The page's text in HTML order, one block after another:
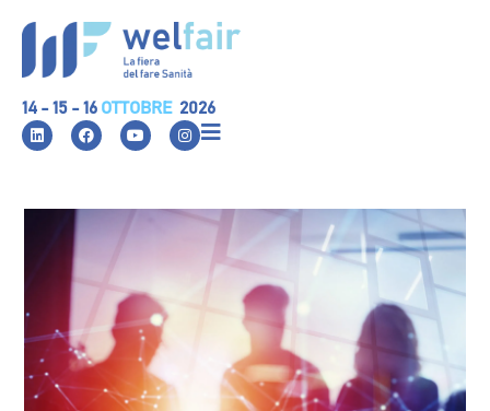
14 - 15 - 16 OTTOBRE 2026